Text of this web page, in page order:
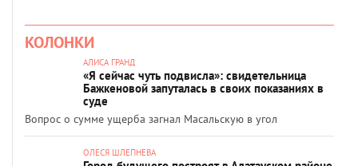
КОЛОНКИ
АЛИСА ГРАНД
«Я сейчас чуть подвисла»: свидетельница
Бажкеновой запуталась в своих показаниях в
суде
Вопрос о сумме ущерба загнал Масальскую в угол
ОЛЕСЯ ШЛЕПНЕВА